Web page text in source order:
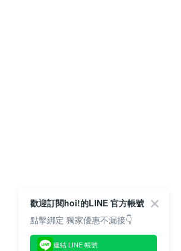
歡迎訂閱hoi!的LINE 官方帳號
點擊綁定 獨家優惠不漏接👇
連結 LINE 帳號